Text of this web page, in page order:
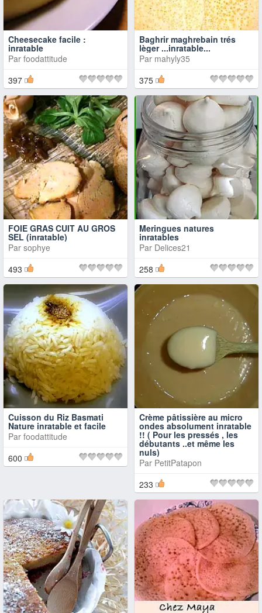
Cheesecake facile :
inratable
Par foodattitude
397
Baghrir maghrebain trés
lèger ...inratable...
Par mahyly35
375
FOIE GRAS CUIT AU GROS
SEL (inratable)
Par sophye
493
Meringues natures
inratables
Par Delices21
258
Cuisson du Riz Basmati
Nature inratable et facile
Par foodattitude
600
Crème pâtissière au micro
ondes absolument inratable
!! ( Pour les pressés , les
débutants ..et même les
nuls)
Par PetitPatapon
233